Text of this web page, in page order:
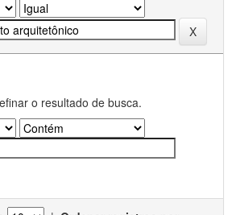
o resultado de busca.